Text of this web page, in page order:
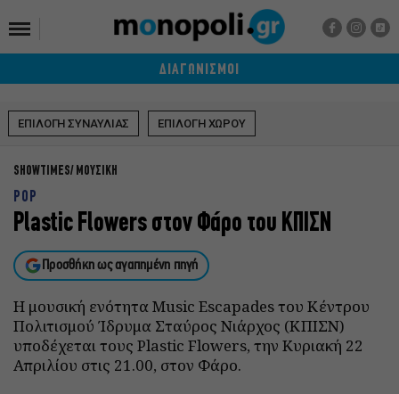
ΔΙΑΓΩΝΙΣΜΟΙ
ΕΠΙΛΟΓΗ ΣΥΝΑΥΛΙΑΣ ΕΠΙΛΟΓΗ ΧΩΡΟΥ
SHOWTIMES ΜΟΥΣΙΚΗ
POP
Plastic Flowers στον Φάρο του ΚΠΙΣΝ
Προσθήκη ως αγαπημένη πηγή
Η μουσική ενότητα Music Escapades του Κέντρου
Πολιτισμού Ίδρυμα Σταύρος Νιάρχος (ΚΠΙΣΝ)
υποδέχεται τους Plastic Flowers, την Κυριακή 22
Απριλίου στις 21.00, στον Φάρο.